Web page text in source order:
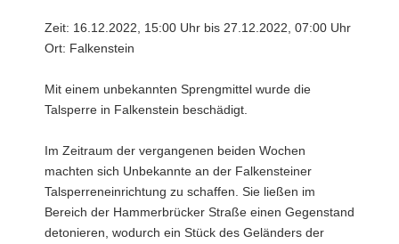
Zeit: 16.12.2022, 15:00 Uhr bis 27.12.2022, 07:00 Uhr
Ort: Falkenstein
Mit einem unbekannten Sprengmittel wurde die
Talsperre in Falkenstein beschädigt.
Im Zeitraum der vergangenen beiden Wochen
machten sich Unbekannte an der Falkensteiner
Talsperreneinrichtung zu schaffen. Sie ließen im
Bereich der Hammerbrücker Straße einen Gegenstand
detonieren, wodurch ein Stück des Geländers der